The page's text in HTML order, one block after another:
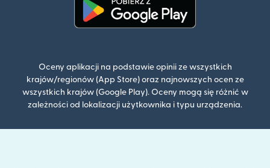
Oceny aplikacji na podstawie opinii ze wszystkich
krajów/regionów (App Store) oraz najnowszych ocen ze
wszystkich krajów (Google Play). Oceny mogą się różnić w
zależności od lokalizacji użytkownika i typu urządzenia.